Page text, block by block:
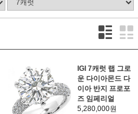
IGI 7캐럿 랩 그로
운 다이아몬드 다
이아 반지 프로포
즈 임페리얼
5,280,000원